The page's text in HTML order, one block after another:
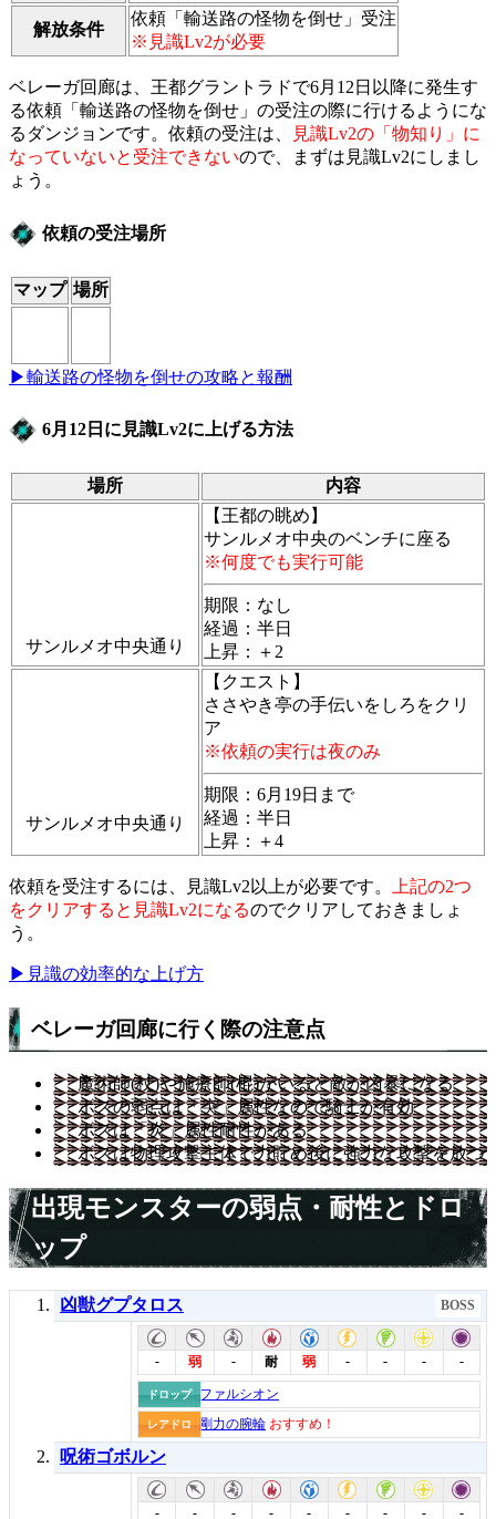
解放条件
依頼「輸送路の怪物を倒せ」受注
※見識Lv2が必要
ベレーガ回廊は、王都グラントラドで6月12日以降に発生す
る依頼「輸送路の怪物を倒せ」の受注の際に行けるようにな
るダンジョンです。依頼の受注は、
見識Lv2の「物知り」に
なっていないと受注できないので、まずは見識Lv2にしまし
ょう。
依頼の受注場所
マップ 場所
▶輸送路の怪物を倒せの攻略と報酬
6月12日に見識Lv2に上げる方法
場所 内容
サンルメオ中央通り
【王都の眺め】
サンルメオ中央のベンチに座る
※何度でも実行可能
期限：なし
経過：半日
上昇：＋2
サンルメオ中央通り
【クエスト】
ささやき亭の手伝いをしろをクリ
ア
※依頼の実行は夜のみ
期限：6月19日まで
経過：半日
上昇：＋4
依頼を受注するには、見識Lv2以上が必要です。
上記の2つ
をクリアすると見識Lv2になるのでクリアしておきましょ
う。
▶見識の効率的な上げ方
ベレーガ回廊に行く際の注意点
魔術師(杖)や施療師(棍)がいると敵が凶暴になる
ボスの弱点は「突」属性なので騎士が有効
ボスは「炎」属性耐性がある
ボスは物理攻撃主体で力貯め後に強力な攻撃を放つ
出現モンスターの弱点・耐性とドロ
ップ
凶獣グプタロス BOSS
- 弱 - 耐 弱 - - - -
ドロップ ファルシオン
レアドロ 剛力の腕輪 おすすめ！
呪術ゴボルン
- - - - - - - - -